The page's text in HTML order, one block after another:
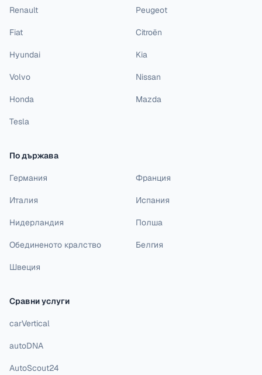
Renault Peugeot
Fiat Citroën
Hyundai Kia
Volvo Nissan
Honda Mazda
Tesla
По държава
Германия Франция
Италия Испания
Нидерландия Полша
Обединеното кралство Белгия
Швеция
Сравни услуги
carVertical
autoDNA
AutoScout24